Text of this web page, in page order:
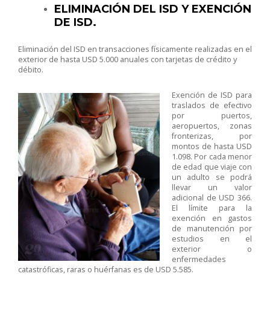
ELIMINACIÓN DEL ISD Y EXENCIÓN
DE ISD.
Eliminación del ISD en transacciones físicamente realizadas en el
exterior de hasta USD 5.000 anuales con tarjetas de crédito y
débito.
Exención de ISD para
traslados de efectivo
por puertos,
aeropuertos, zonas
fronterizas, por
montos de hasta USD
1.098. Por cada menor
de edad que viaje con
un adulto se podrá
llevar un valor
adicional de USD 366.
El límite para la
exención en gastos
de manutención por
estudios en el
exterior o
enfermedades
catastróficas, raras o huérfanas es de USD 5.585.